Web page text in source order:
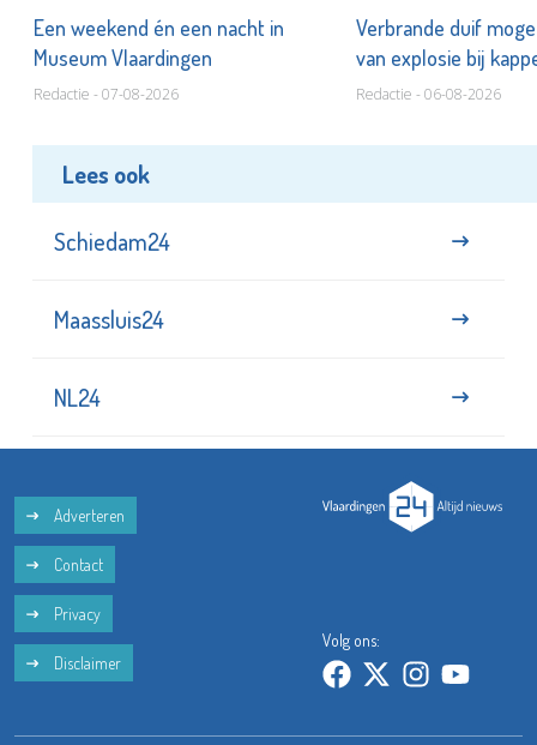
Een weekend én een nacht in
Museum Vlaardingen
Redactie - 07-08-2026
Verbrande duif
van explosie bij
Redactie - 06-08-2026
Lees ook
Schiedam24
Maassluis24
NL24
Adverteren
Contact
Privacy
Disclaimer
Volg ons: